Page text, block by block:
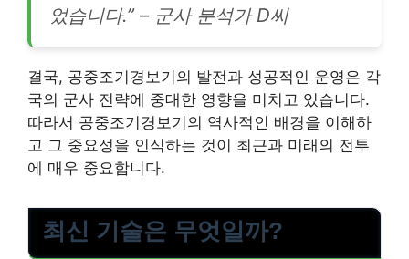
었습니다.” – 군사 분석가 D씨
결국, 공중조기경보기의 발전과 성공적인 운영은 각
국의 군사 전략에 중대한 영향을 미치고 있습니다.
따라서 공중조기경보기의 역사적인 배경을 이해하
고 그 중요성을 인식하는 것이 최근과 미래의 전투
에 매우 중요합니다.
최신 기술은 무엇일까?